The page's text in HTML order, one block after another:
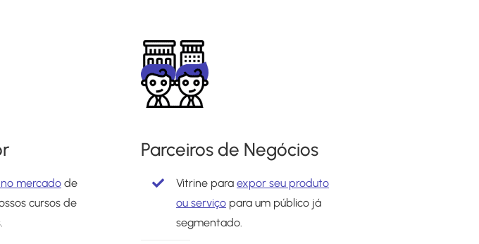
mercadode
cursos de
Parceiros de Negócios
Vitrine para expor seu produto
ou serviçopara um público já
segmentado.